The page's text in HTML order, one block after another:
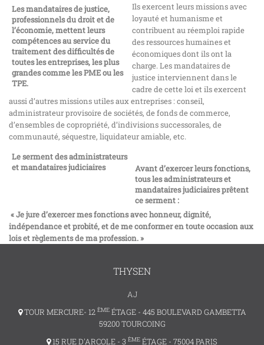
Les mandataires de justice,
professionnels du droit et de
l’économie, mettent leurs
compétences au service du
traitement des difficultés de
toutes les entreprises, les plus
grandes comme les PME ou les
TPE.
Ils exercent leurs missions avec
loyauté et humanisme et
contribuent au réemploi rapide
des ressources humaines et
économiques dont ils ont la
charge. Les mandataires de
justice interviennent dans le
cadre de cette loi et ils exercent
aussi d’autres missions utiles aux entreprises : conseil,
administrateur provisoire de sociétés, de fonds de commerce,
d’ensembles de copropriété, d’indivisions successorales, de
communauté, séquestre, liquidateur amiable, etc.
Le serment des administrateurs
et mandataires judiciaires
Avant d’exercer leurs fonctions,
tous les administrateurs et
mandataires judiciaires prêtent
ce serment :
« Je jure d’exercer mes fonctions avec honneur, dignité,
indépendance et probité, et de me conformer en toute occasion aux
lois et règlements de ma profession. »
THYSEN
AJ
TOUR MERCURE- 12 ÈMEÉTAGE - 445 BOULEVARD GAMBETTA
59200 TOURCOING
15 RUE D'ARCOLE - 3 ÈME ÉTAGE - 75004 PARIS